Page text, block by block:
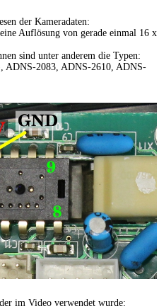
der Kameradaten:
Auflösung von gerade einmal 16 x
sind unter anderem die Typen:
ADNS-2083, ADNS-2610, ADNS-
im Video verwendet wurde: